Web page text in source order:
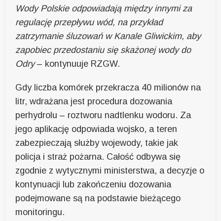
Wody Polskie odpowiadają między innymi za
regulację przepływu wód, na przykład
zatrzymanie śluzowań w Kanale Gliwickim, aby
zapobiec przedostaniu się skażonej wody do
Odry– kontynuuje RZGW.
Gdy liczba komórek przekracza 40 milionów na
litr, wdrażana jest procedura dozowania
perhydrolu – roztworu nadtlenku wodoru. Za
jego aplikację odpowiada wojsko, a teren
zabezpieczają służby wojewody, takie jak
policja i straż pożarna. Całość odbywa się
zgodnie z wytycznymi ministerstwa, a decyzje o
kontynuacji lub zakończeniu dozowania
podejmowane są na podstawie bieżącego
monitoringu.